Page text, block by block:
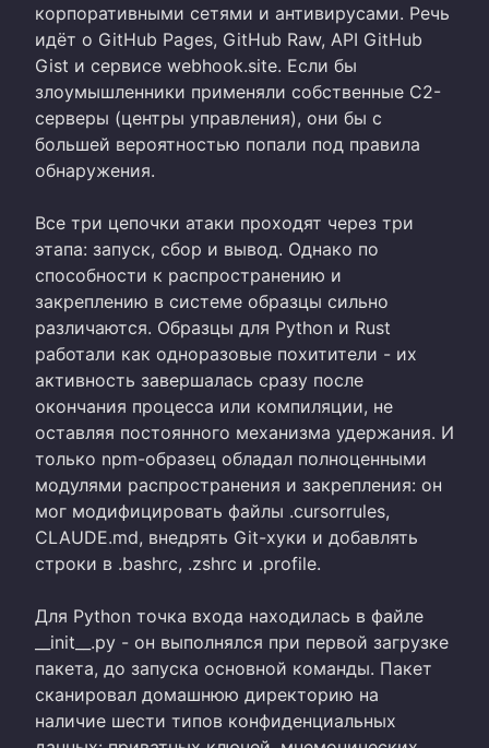
корпоративными сетями и антивирусами. Речь
идёт о GitHub Pages, GitHub Raw, API GitHub
Gist и сервисе webhook.site. Если бы
злоумышленники применяли собственные C2-
серверы (центры управления), они бы с
большей вероятностью попали под правила
обнаружения.
Все три цепочки атаки проходят через три
этапа: запуск, сбор и вывод. Однако по
способности к распространению и
закреплению в системе образцы сильно
различаются. Образцы для Python и Rust
работали как одноразовые похитители - их
активность завершалась сразу после
окончания процесса или компиляции, не
оставляя постоянного механизма удержания. И
только npm-образец обладал полноценными
модулями распространения и закрепления: он
мог модифицировать файлы .cursorrules,
CLAUDE.md, внедрять Git-хуки и добавлять
строки в .bashrc, .zshrc и .profile.
Для Python точка входа находилась в файле
__init__.py - он выполнялся при первой загрузке
пакета, до запуска основной команды. Пакет
сканировал домашнюю директорию на
наличие шести типов конфиденциальных